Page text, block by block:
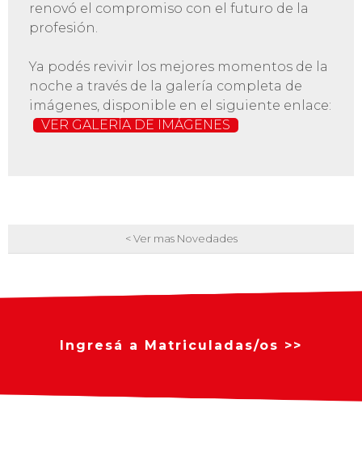
renovó el compromiso con el futuro de la
profesión.
Ya podés revivir los mejores momentos de la
noche a través de la galería completa de
imágenes, disponible en el siguiente enlace:
VER GALERÍA DE IMÁGENES
< Ver mas Novedades
Ingresá a Matriculadas/os >>